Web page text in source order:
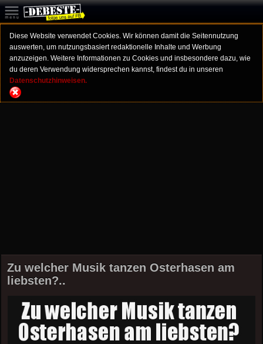
Diese Website verwendet Cookies. Wir können damit die Seitennutzung
auswerten, um nutzungsbasiert redaktionelle Inhalte und Werbung
anzuzeigen. Weitere Informationen zu Cookies und insbesondere dazu, wie
du deren Verwendung widersprechen kannst, findest du in unseren
Datenschutzhinweisen.
Zu welcher Musik tanzen Osterhasen am
liebsten?..